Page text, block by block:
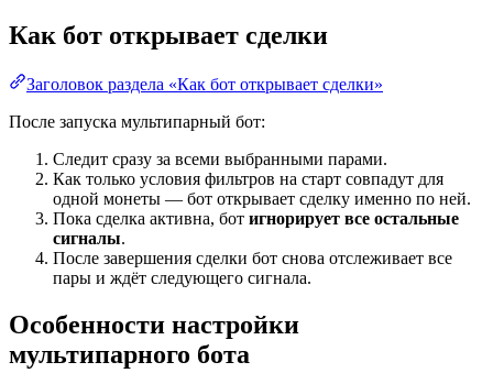
Как бот открывает сделки
Заголовок раздела «Как бот открывает сделки»
После запуска мультипарный бот:
Следит сразу за всеми выбранными парами.
Как только условия фильтров на старт совпадут для
одной монеты — бот открывает сделку именно по ней.
Пока сделка активна, бот игнорирует все остальные
сигналы.
После завершения сделки бот снова отслеживает все
пары и ждёт следующего сигнала.
Особенности настройки
мультипарного бота